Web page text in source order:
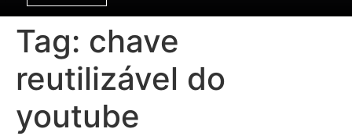
Tag: chave
reutilizável do
youtube